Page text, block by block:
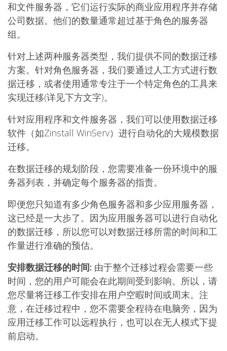
和文件服务器，它们运行实际的商业应用程序并存储
公司数据。他们的数量通常超过基于角色的服务器
组。
针对上述两种服务器类型，我们提供不同的数据迁移
方案。针对角色服务器，我们要通过人工方式进行数
据迁移，或者使用通常专注于一个特定角色的工具来
实现迁移(详见下方文字)。
针对应用程序和文件服务器，我们可以使用数据迁移
软件（如Zinstall WinServ）进行自动化的大规模数据
迁移。
在数据迁移的规划阶段，您需要准备一份环境中的服
务器列表，并确定每个服务器的指责。
即便您只知道有多少角色服务器和多少应用服务器，
这已经是一大步了。因为应用服务器可以进行自动化
的数据迁移，所以您可以对数据迁移所需的时间和工
作量进行准确的预估。
安排数据迁移的时间: 由于整个迁移过程会需要一些
时间，您的用户可能会在此期间受到影响。所以，请
您尽量将迁移工作安排在用户空暇时间或周末。注
意，在迁移过程中，您不需要全程待在电脑旁，因为
应用迁移工作可以远程执行，也可以在无人模式下提
前启动。